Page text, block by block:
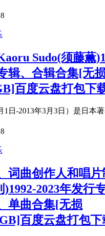
Sudo(须藤薫
辑、合辑合集[无损
百度云盘打包下
1日-2013年3月3日）是日本
词曲创作人和唱片
)1992-2023年发行
单曲合集[无损
百度云盘打包下